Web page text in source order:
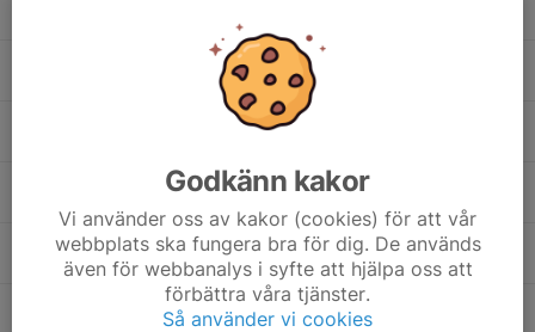
28. Ishak Smajlovic
5. Oliver Eriksson
26. Philip Haanyama
1. Svante Vesterlund
Godkänn kakor
Vi använder oss av kakor (cookies) för att vår
webbplats ska fungera bra för dig. De används
även för webbanalys i syfte att hjälpa oss att
förbättra våra tjänster.
Så använder vi cookies